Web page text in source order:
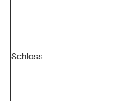
Schloss